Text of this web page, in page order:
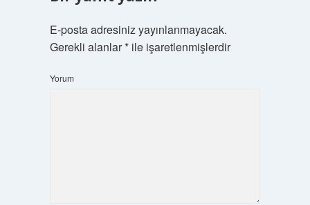
E-posta adresiniz yayınlanmayacak.
Gerekli alanlar*ile işaretlenmişlerdir
Yorum